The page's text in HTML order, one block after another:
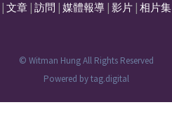
文章 訪問 媒體報導 影片 相片集
© Witman Hung All Rights Reserved
Powered bytag.digital